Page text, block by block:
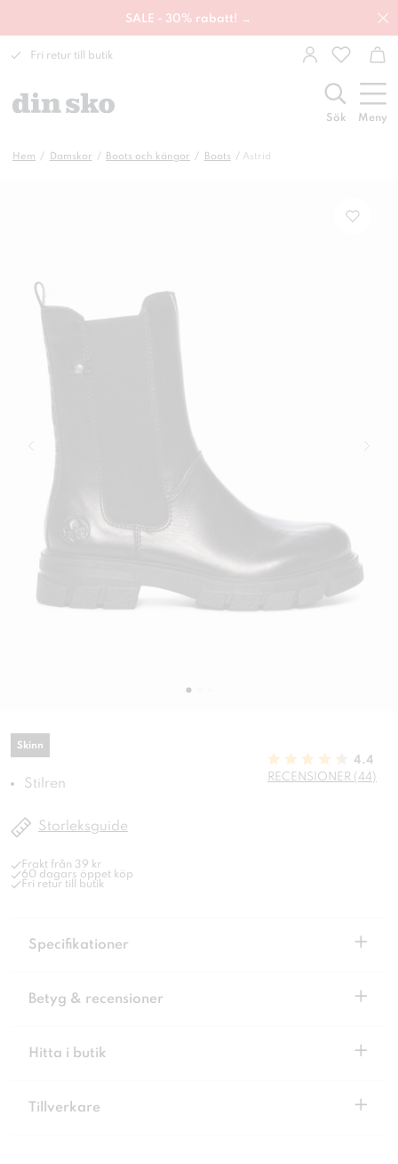
SALE - 30% rabatt! →
Fri retur till butik
Sök Meny
Hem Damskor Boots och kängor Boots Astrid
Skinn
Stilren
4.4
RECENSIONER (44)
Storleksguide
Frakt från 39 kr
60 dagars öppet köp
Fri retur till butik
Specifikationer +
Betyg & recensioner +
Hitta i butik +
Tillverkare +